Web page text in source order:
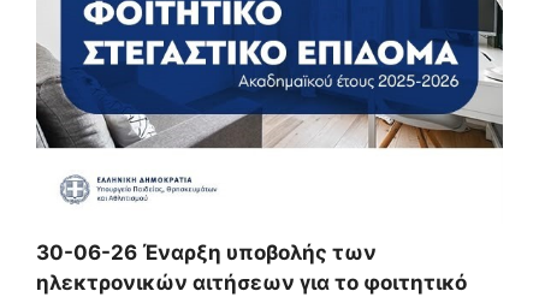
30-06-26 Έναρξη υποβολής των
ηλεκτρονικών αιτήσεων για το φοιτητικό